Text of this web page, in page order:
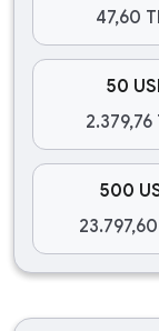
47,60
50
2.379,76
500